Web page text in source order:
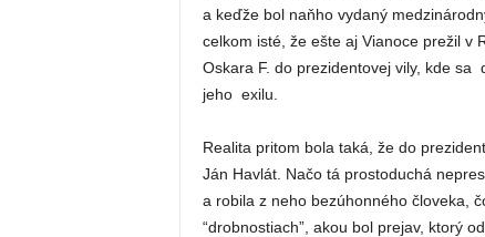
a keďže bol naňho vydaný
celkom isté, že ešte aj Vianoce prežil v
Oskara F. do prezidentovej vily, kde sa
jeho exilu.
Realita pritom bola taká, že do
Ján Havlát. Načo tá prostoduchá
a robila z neho bezúhonného človeka,
“drobnostiach”, akou bol prejav, ktorý